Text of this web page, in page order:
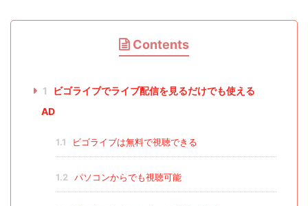
Contents
1
ビゴライブでライブ配信を見るだけでも使える
AD
1.1 ビゴライブは無料で視聴できる
1.2 パソコンからでも視聴可能